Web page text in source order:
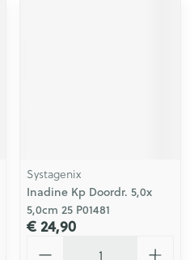
Systagenix
Inadine Kp Doordr. 5,0x
5,0cm 25 P01481
€ 24,90